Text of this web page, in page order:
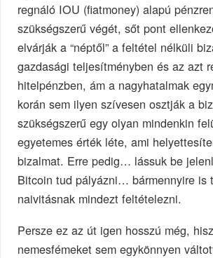
regnáló IOU (fiatmoney) alapú
szükségszerű végét, sőt pont
elvárják a “néptől” a feltétel nélküli
gazdasági teljesítményben és az azt
hitelpénzben, ám a nagyhatalmak
korán sem ilyen szívesen osztják a
szükségszerű egy olyan mindenkin
egyetemes érték léte, ami
bizalmat. Erre pedig… lássuk be
Bitcoin tud pályázni… bármennyire is
naivitásnak mindezt feltételezni.
Persze ez az út igen hosszú még,
nemesfémeket sem egykönnyen